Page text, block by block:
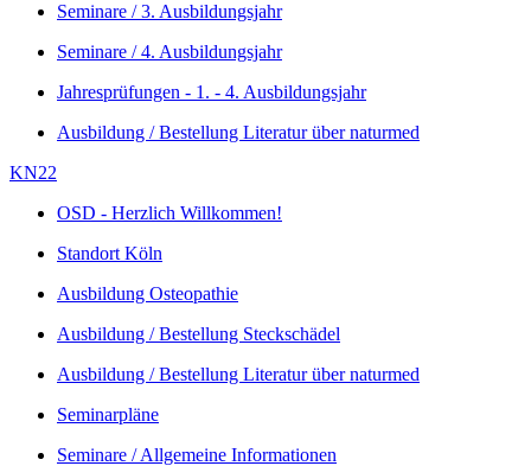
Seminare / 3. Ausbildungsjahr
Seminare / 4. Ausbildungsjahr
Jahresprüfungen - 1. - 4. Ausbildungsjahr
Ausbildung / Bestellung Literatur über naturmed
KN22
OSD - Herzlich Willkommen!
Standort Köln
Ausbildung Osteopathie
Ausbildung / Bestellung Steckschädel
Ausbildung / Bestellung Literatur über naturmed
Seminarpläne
Seminare / Allgemeine Informationen